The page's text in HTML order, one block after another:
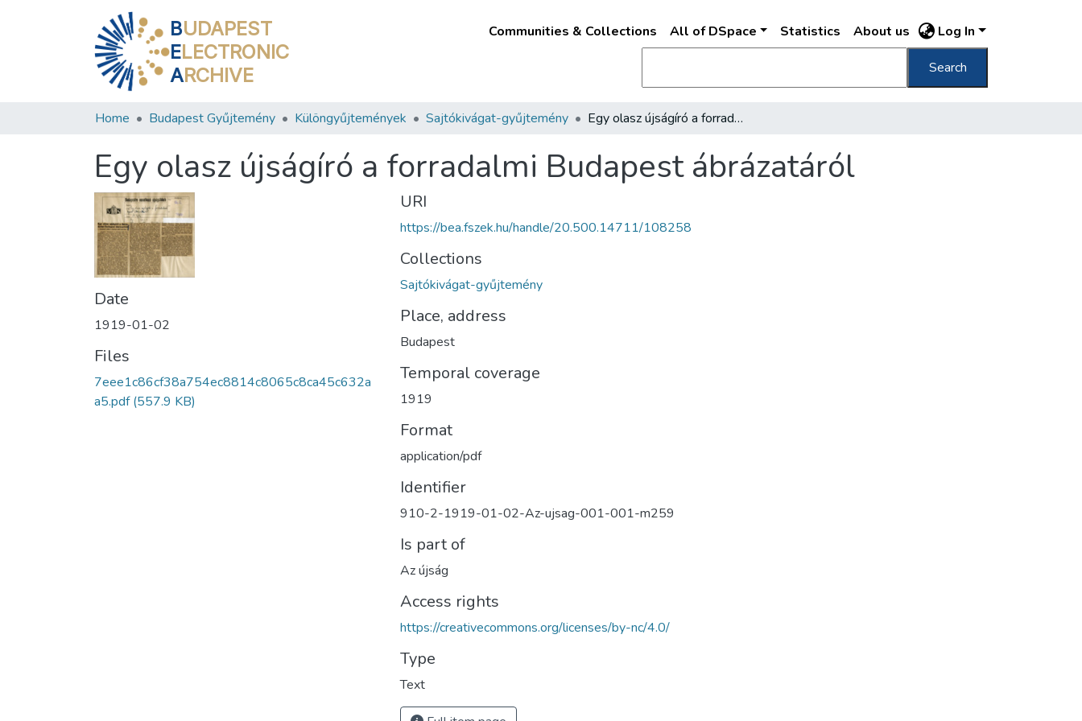
BUDAPEST
ELECTRONIC
ARCHIVE
Communities & Collections All of DSpace Statistics About us Log In
Search
Home Budapest Gyűjtemény Különgyűjtemények Sajtókivágat-gyűjtemény Egy olasz újságíró a forradalmi Budapest ábrázatáról
Egy olasz újságíró a forradalmi Budapest ábrázatáról
Date
1919-01-02
Files
7eee1c86cf38a754ec8814c8065c8ca45c632a
a5.pdf(557.9 KB)
URI
https://bea.fszek.hu/handle/20.500.14711/108258
Collections
Sajtókivágat-gyűjtemény
Place, address
Budapest
Temporal coverage
1919
Format
application/pdf
Identifier
910-2-1919-01-02-Az-ujsag-001-001-m259
Is part of
Az újság
Access rights
https://creativecommons.org/licenses/by-nc/4.0/
Type
Text